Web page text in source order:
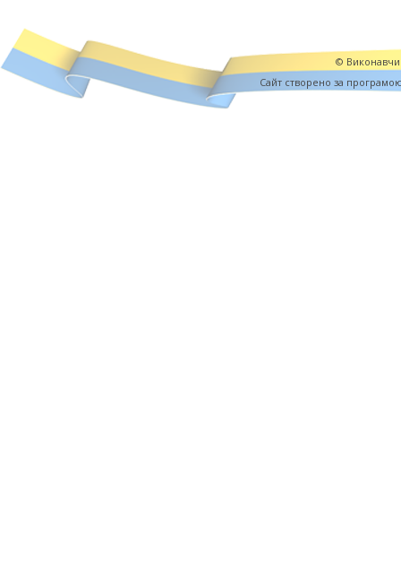
©
Cайт створено за